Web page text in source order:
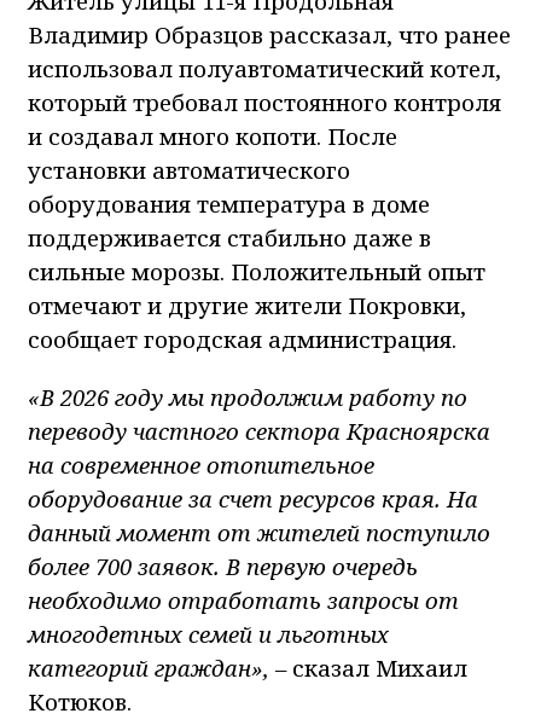
Владимир Образцов рассказал, что ранее
использовал полуавтоматический котел,
который требовал постоянного контроля
и создавал много копоти. После
установки автоматического
оборудования температура в доме
поддерживается стабильно даже в
сильные морозы. Положительный опыт
отмечают и другие жители Покровки,
сообщает городская администрация.
«В 2026 году мы продолжим работу по
переводу частного сектора Красноярска
на современное отопительное
оборудование за счет ресурсов края. На
данный момент от жителей поступило
более 700 заявок. В первую очередь
необходимо отработать запросы от
многодетных семей и льготных
категорий граждан», –сказал Михаил
Котюков.